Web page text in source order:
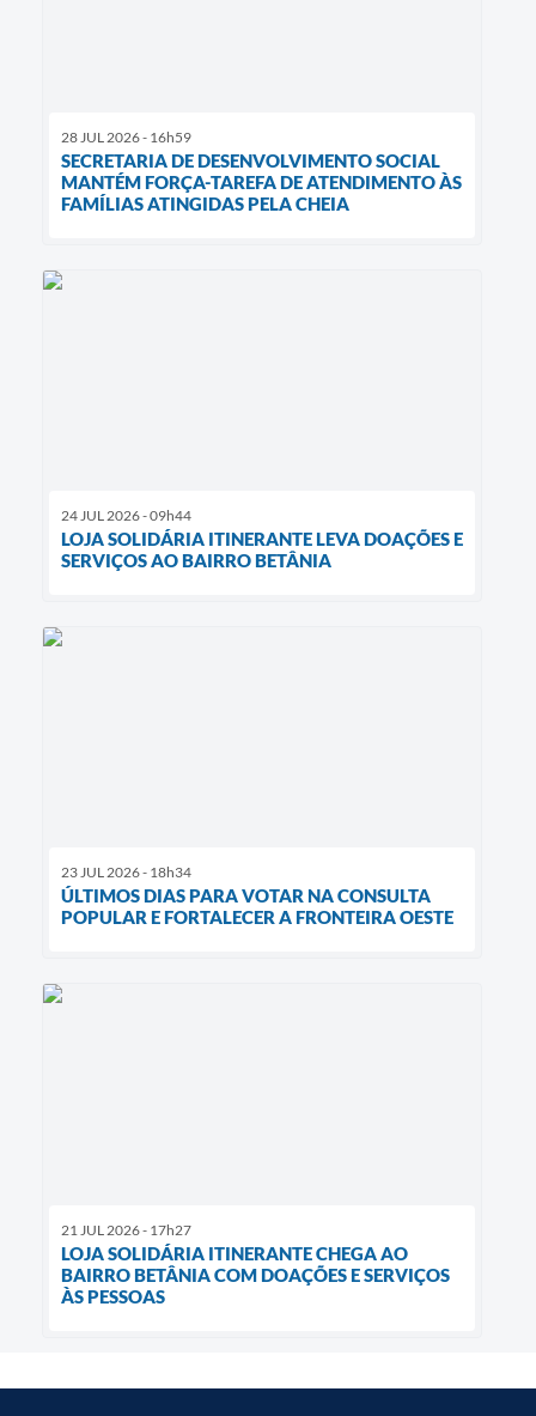
28 JUL 2026 - 16h59
SECRETARIA DE DESENVOLVIMENTO SOCIAL
MANTÉM FORÇA-TAREFA DE ATENDIMENTO ÀS
FAMÍLIAS ATINGIDAS PELA CHEIA
24 JUL 2026 - 09h44
LOJA SOLIDÁRIA ITINERANTE LEVA DOAÇÕES E
SERVIÇOS AO BAIRRO BETÂNIA
23 JUL 2026 - 18h34
ÚLTIMOS DIAS PARA VOTAR NA CONSULTA
POPULAR E FORTALECER A FRONTEIRA OESTE
21 JUL 2026 - 17h27
LOJA SOLIDÁRIA ITINERANTE CHEGA AO
BAIRRO BETÂNIA COM DOAÇÕES E SERVIÇOS
ÀS PESSOAS